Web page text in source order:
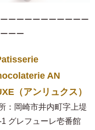
ーーーーーーーーーー
ーー
AN
（アンリュクス）
：岡崎市井内町字上堤
1 グレフューレ壱番館